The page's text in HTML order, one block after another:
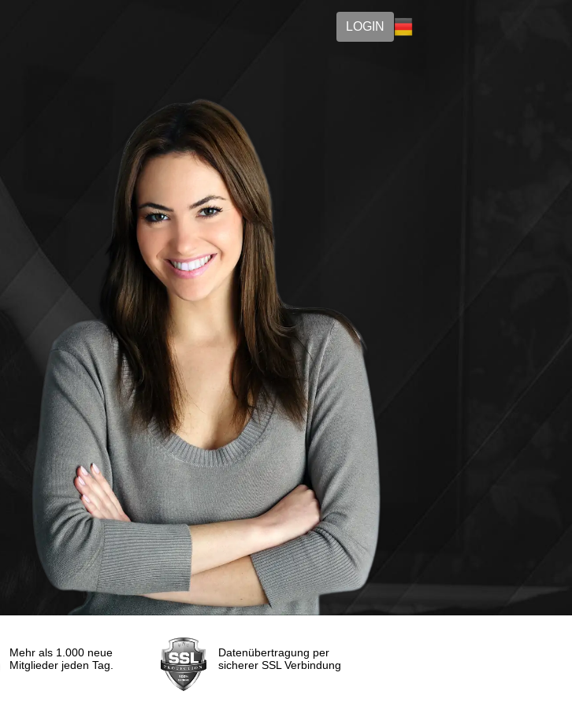
LOGIN
Nach wem suchst Du?
FRAU
Mehr als 1.000 neue
Mitglieder jeden Tag.
Datenübertragung per
sicherer SSL Verbindung